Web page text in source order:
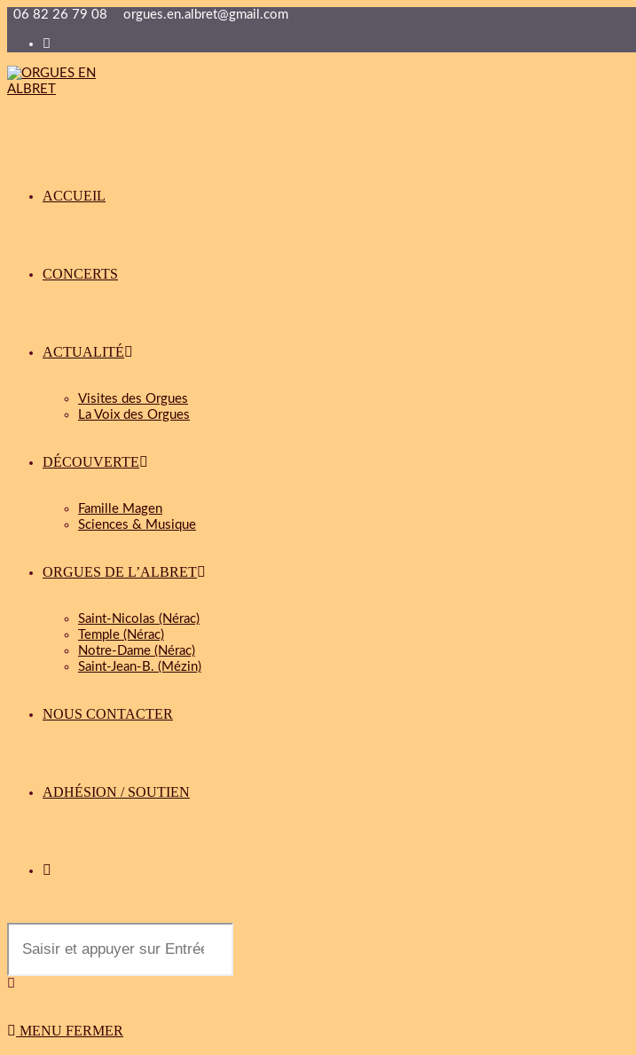
06 82 26 79 08 orgues.en.albret@gmail.com
ACCUEIL
CONCERTS
ACTUALITÉ
Visites des Orgues
La Voix des Orgues
DÉCOUVERTE
Famille Magen
Sciences & Musique
ORGUES DE L’ALBRET
Saint-Nicolas (Nérac)
Temple (Nérac)
Notre-Dame (Nérac)
Saint-Jean-B. (Mézin)
NOUS CONTACTER
ADHÉSION / SOUTIEN
MENU FERMER